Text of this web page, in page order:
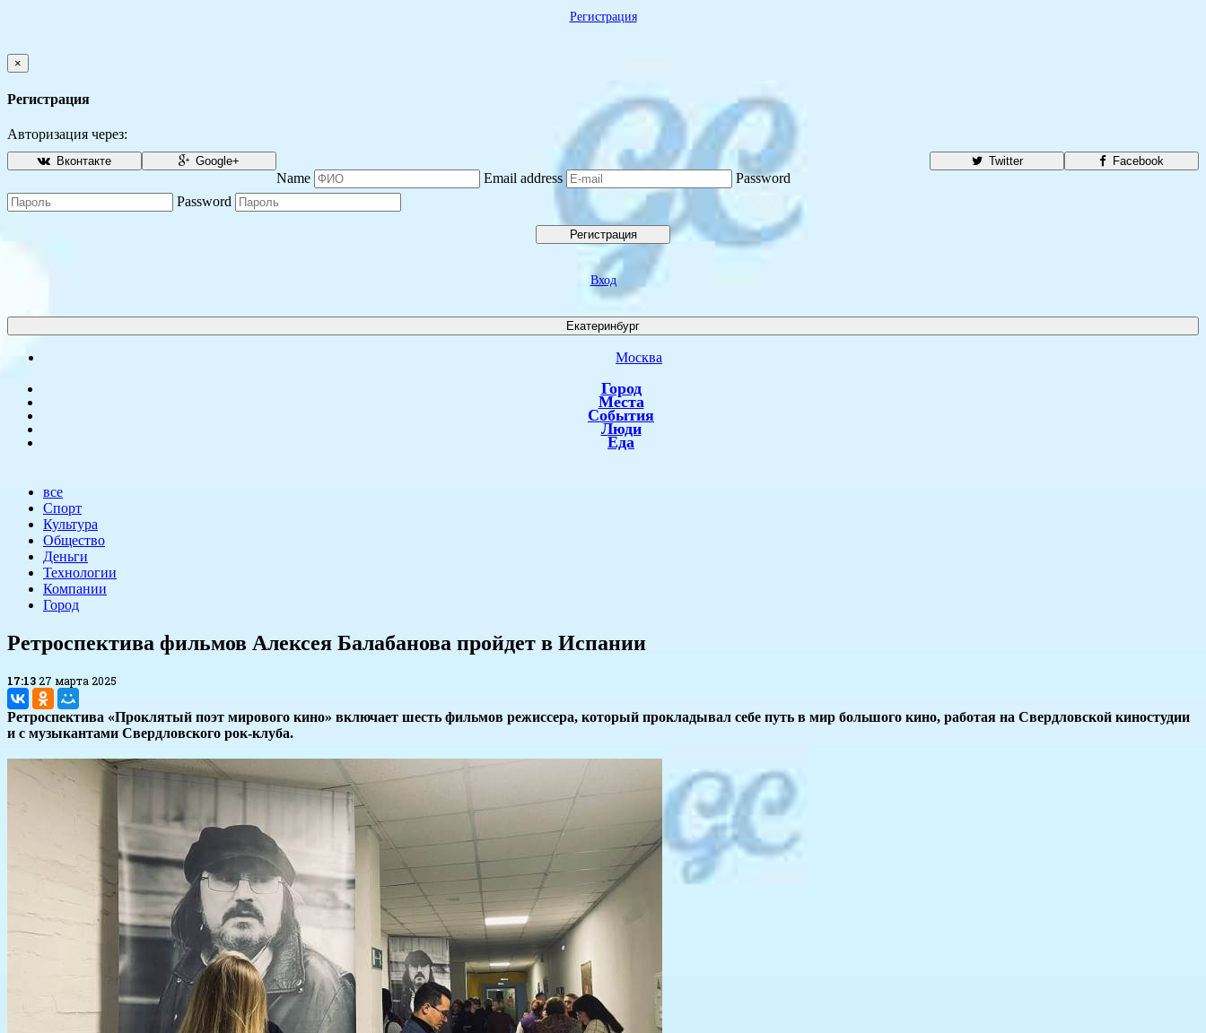
Регистрация
×
Регистрация
Авторизация через:
Facebook
Вконтакте Twitter
Google+
Name Email address
Password
Password
Регистрация
Вход
Екатеринбург
Москва
Город
Места
События
Люди
Еда
все
Спорт
Культура
Общество
Деньги
Технологии
Компании
Город
Ретроспектива фильмов Алексея Балабанова пройдет в Испании
17:1327 марта 2025
Ретроспектива «Проклятый поэт мирового кино» включает шесть фильмов режиссера, который прокладывал себе путь в мир большого кино, работая на Свердловской киностудии
и с музыкантами Свердловского рок-клуба.